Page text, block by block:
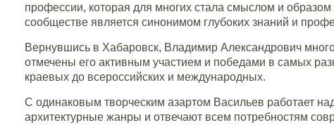
профессии, которая для многих стала смыслом и
сообществе является синонимом глубоких знаний и
Вернувшись в Хабаровск, Владимир Александрович
отмечены его активным участием и победами в самых
краевых до всероссийских и международных.
С одинаковым творческим азартом Васильев работает
архитектурные жанры и отвечают всем потребностям